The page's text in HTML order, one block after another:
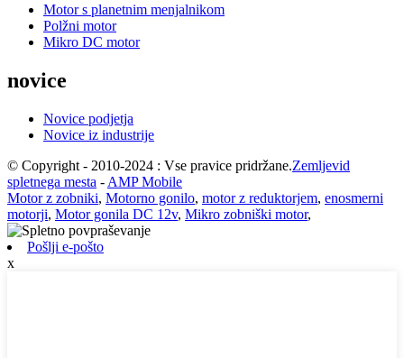
Motor s planetnim menjalnikom
Polžni motor
Mikro DC motor
novice
Novice podjetja
Novice iz industrije
© Copyright - 2010-2024 : Vse pravice pridržane.Zemljevid
spletnega mesta - AMP Mobile
Motor z zobniki, Motorno gonilo, motor z reduktorjem, enosmerni
motorji, Motor gonila DC 12v, Mikro zobniški motor,
Pošlji e-pošto
x